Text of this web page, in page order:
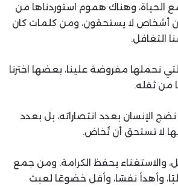
وهناك هموم استوردناها من
أشخاص لا يستحقون، ومن كلمات كان
التغافل.
نحملها مفروضة علينا، بعضها اخترنا
من ثقله.
الإنسان بعدد انتصاراته، بل بعدد
لا تستحق أن تُخاض.
والاستغناء يحفظ الكرامة. ومن جمع
وأهدأ نفسًا، وأقل خضوعًا لعبث